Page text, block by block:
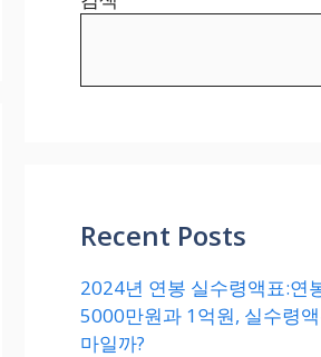
Recent Posts
2024년 연봉 실수령액표:연
5000만원과 1억원, 실수령
마일까?